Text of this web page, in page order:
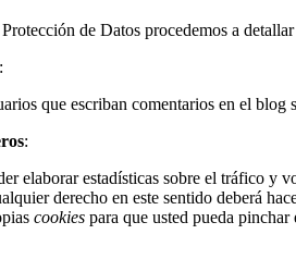
de Datos procedemos a
:
que escriban comentarios en el
:
elaborar estadísticas sobre el tráfico y
derecho en este sentido deberá
cookies para que usted pueda